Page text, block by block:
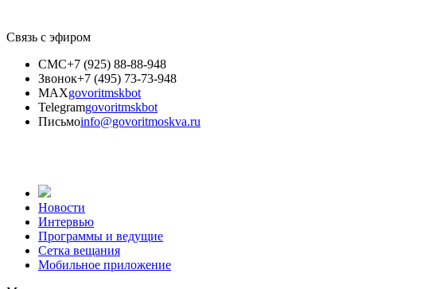
Связь с эфиром
СМС+7 (925) 88-88-948
Звонок+7 (495) 73-73-948
MAXgovoritmskbot
Telegramgovoritmskbot
Письмоinfo@govoritmoskva.ru
Новости
Интервью
Программы и ведущие
Сетка вещания
Мобильное приложение